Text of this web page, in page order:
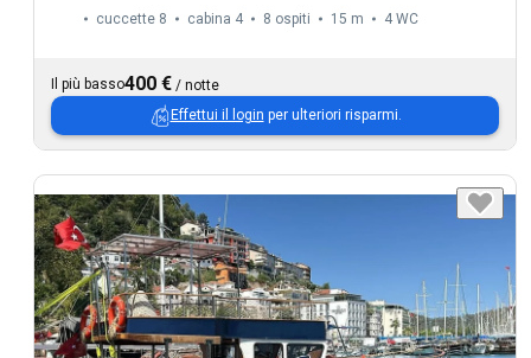
cuccette 8 cabina 4 8 ospiti 15 m 4 WC
Il più basso400 € / notte
Effettui il login per ulteriori risparmi.